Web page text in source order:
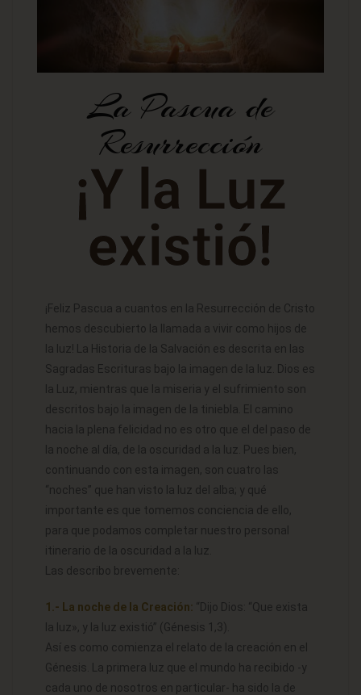
La Pascua de
Resurrección
¡Y la Luz
existió!
¡Feliz Pascua a cuantos en la Resurrección de Cristo
hemos descubierto la llamada a vivir como hijos de
la luz! La Historia de la Salvación es descrita en las
Sagradas Escrituras bajo la imagen de la luz. Dios es
la Luz, mientras que la miseria y el sufrimiento son
descritos bajo la imagen de la tiniebla. El camino
hacia la plena felicidad no es otro que el del paso de
la noche al día, de la oscuridad a la luz. Pues bien,
continuando con esta imagen, son cuatro las
“noches” que han visto la luz del alba; y qué
importante es que tomemos conciencia de ello,
para que podamos completar nuestro personal
itinerario de la oscuridad a la luz.
Las describo brevemente:
1.- La noche de la Creación: “Dijo Dios: “Que exista
la luz», y la luz existió” (Génesis 1,3).
Así es como comienza el relato de la creación en el
Génesis. La primera luz que el mundo ha recibido -y
cada uno de nosotros en particular- ha sido la de